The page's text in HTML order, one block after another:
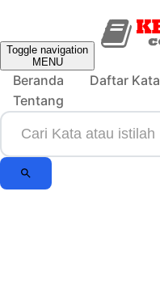
Toggle navigation
MENU
Beranda Daftar Kata
Tentang